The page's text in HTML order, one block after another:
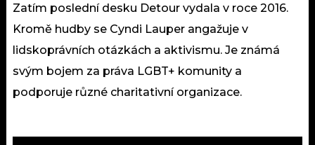
Zatím poslední desku Detour vydala v roce 2016.
Kromě hudby se Cyndi Lauper angažuje v
lidskoprávních otázkách a aktivismu. Je známá
svým bojem za práva LGBT+ komunity a
podporuje různé charitativní organizace.